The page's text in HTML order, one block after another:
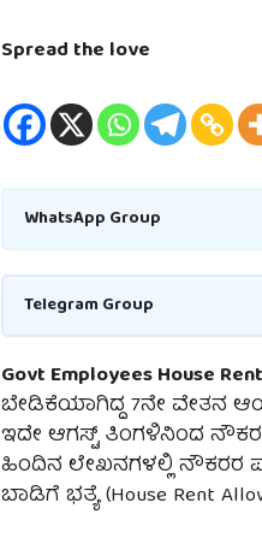
Spread the love
WhatsApp Group
Telegram Group
Govt Employees House
ಬೇಡಿಕೆಯಾಗಿದ್ದ 7ನೇ ವೇತನ
ಇದೇ ಆಗಸ್ಟ್ ತಿಂಗಳಿನಿ೦ದ
ಹಿಂದಿನ ಲೇಖನಗಳಲ್ಲಿ ನೌಕರರ
ಬಾಡಿಗೆ ಭತ್ಯೆ (House Rent